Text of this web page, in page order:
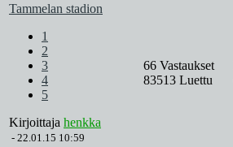
Tammelan stadion
1
2
3
4
5
Kirjoittaja henkka
- 22.01.15 10:59
66 Vastaukset
83513 Luettu